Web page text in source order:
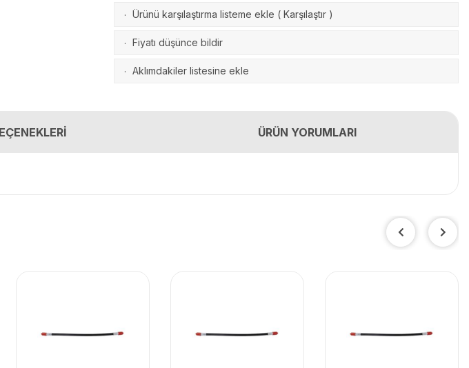
· Ürünü karşılaştırma listeme ekle ( Karşılaştır )
· Fiyatı düşünce bildir
· Aklımdakiler listesine ekle
ÜRÜN YORUMLARI